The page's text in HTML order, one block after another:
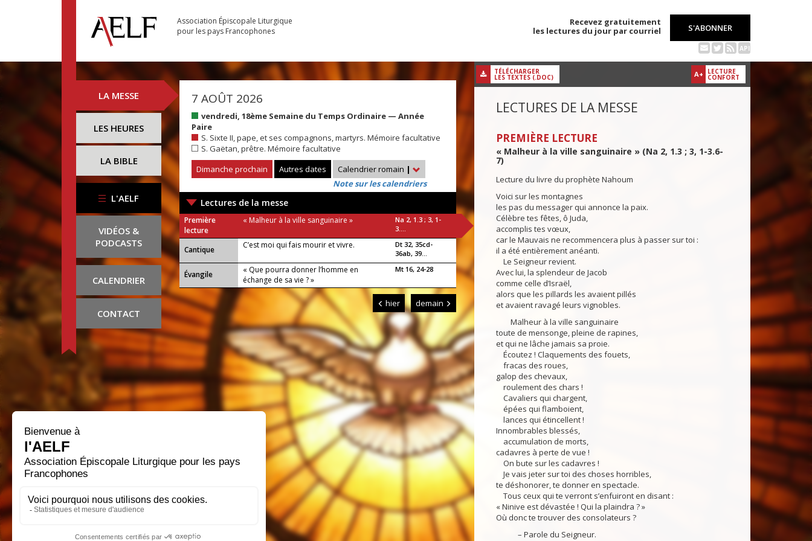
Association Épiscopale Liturgique
pour les pays Francophones
Recevez gratuitement
les lectures du jour par courriel
S'ABONNER
API
LA MESSE
LES HEURES
LA BIBLE
L'AELF
VIDÉOS &
PODCASTS
CALENDRIER
CONTACT
7 AOÛT 2026
vendredi, 18ème Semaine du Temps Ordinaire — Année
Paire
S. Sixte II, pape, et ses compagnons, martyrs. Mémoire facultative
S. Gaëtan, prêtre. Mémoire facultative
Dimanche prochain
Autres dates Calendrier romain |
Note sur les calendriers
Lectures de la messe
Première
lecture
« Malheur à la ville sanguinaire »
Na 2, 1.3 ; 3, 1-
3....
Cantique C’est moi qui fais mourir et vivre.
Dt 32, 35cd-
36ab, 39...
Évangile
« Que pourra donner l’homme en
échange de sa vie ? »
Mt 16, 24-28
hier demain
A+ LECTURE
CONFORT
TÉLÉCHARGER
LES TEXTES (.DOC)
LECTURES DE LA MESSE
PREMIÈRE LECTURE
« Malheur à la ville sanguinaire » (Na 2, 1.3 ; 3, 1-3.6-
7)
Lecture du livre du prophète Nahoum
Voici sur les montagnes
les pas du messager qui annonce la paix.
Célèbre tes fêtes, ô Juda,
accomplis tes vœux,
car le Mauvais ne recommencera plus à passer sur toi :
il a été entièrement anéanti.
Le Seigneur revient.
Avec lui, la splendeur de Jacob
comme celle d’Israël,
alors que les pillards les avaient pillés
et avaient ravagé leurs vignobles.
Malheur à la ville sanguinaire
toute de mensonge, pleine de rapines,
et qui ne lâche jamais sa proie.
Écoutez ! Claquements des fouets,
fracas des roues,
galop des chevaux,
roulement des chars !
Cavaliers qui chargent,
épées qui flamboient,
lances qui étincellent !
Innombrables blessés,
accumulation de morts,
cadavres à perte de vue !
On bute sur les cadavres !
Je vais jeter sur toi des choses horribles,
te déshonorer, te donner en spectacle.
Tous ceux qui te verront s’enfuiront en disant :
« Ninive est dévastée ! Qui la plaindra ? »
Où donc te trouver des consolateurs ?
– Parole du Seigneur.